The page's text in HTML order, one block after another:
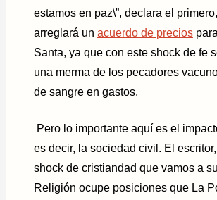
estamos en paz\”, declara el
arreglará un acuerdo de precios
Santa, ya que con este shock de fe
una merma de los pecadores
de sangre en gastos.
Pero lo importante aquí es el
es decir, la sociedad civil. El
shock de cristiandad que vamos a
Religión ocupe posiciones que La